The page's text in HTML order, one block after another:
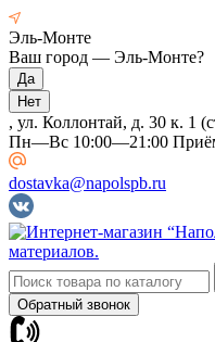
Эль-Монте
Ваш город — Эль-Монте?
, ул. Коллонтай, д. 30 к. 1
Пн—Вс 10:00—21:00 Приём
dostavka@napolspb.ru
Обратный звонок